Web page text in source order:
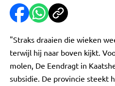
"Straks draaien die wieken
terwijl hij naar boven kijkt.
molen, De Eendragt in
subsidie. De provincie steekt